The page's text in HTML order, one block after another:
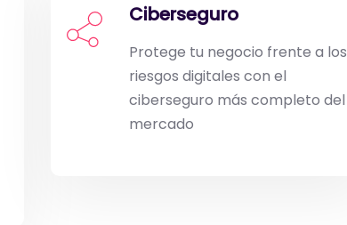
Ciberseguro
Protege tu negocio frente a los
riesgos digitales con el
ciberseguro más completo del
mercado